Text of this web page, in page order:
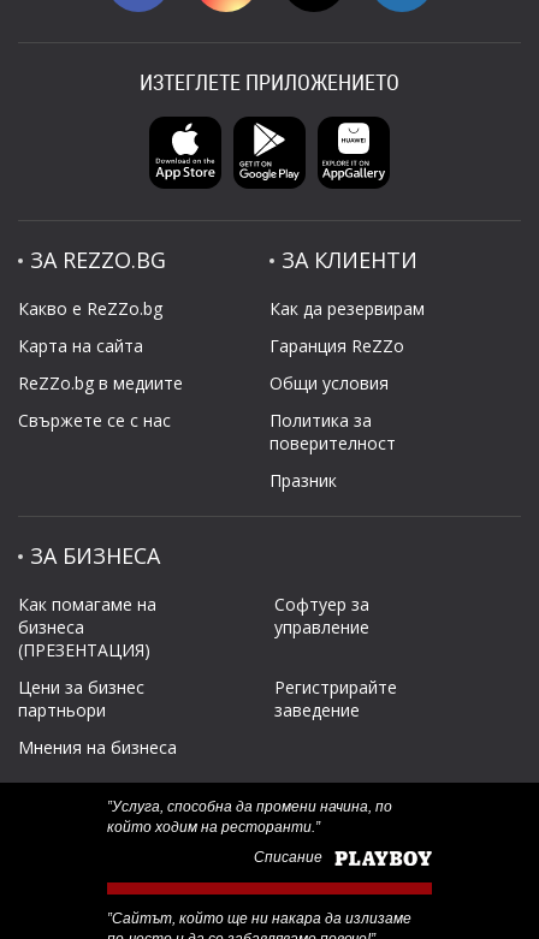
ИЗТЕГЛЕТЕ ПРИЛОЖЕНИЕТО
ЗА REZZO.BG
Какво е ReZZo.bg
Карта на сайта
ReZZo.bg в медиите
Свържете се с нас
ЗА КЛИЕНТИ
Как да резервирам
Гаранция ReZZo
Общи условия
Политикa за
поверителност
Празник
ЗА БИЗНЕСА
Как помагаме на
бизнеса
(ПРЕЗЕНТАЦИЯ)
Софтуер за
управление
Цени за бизнес
партньори
Регистрирайте
заведение
Мнения на бизнеса
‟Услуга, способна да промени начина, по
който ходим на ресторанти.”
Списание
‟Сайтът, който ще ни накара да излизаме